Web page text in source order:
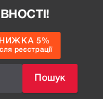
Пошук
5%
реєстрації